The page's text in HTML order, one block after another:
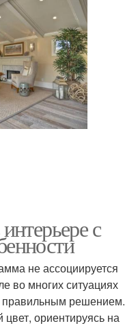
с
не ассоциируется
во многих ситуациях
правильным решением.
ориентируясь на